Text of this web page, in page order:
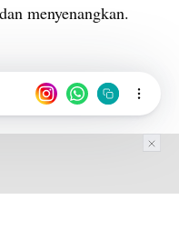
menyenangkan.